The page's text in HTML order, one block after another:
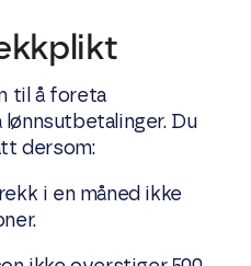
til å foreta
Du
dersom:
i en måned ikke